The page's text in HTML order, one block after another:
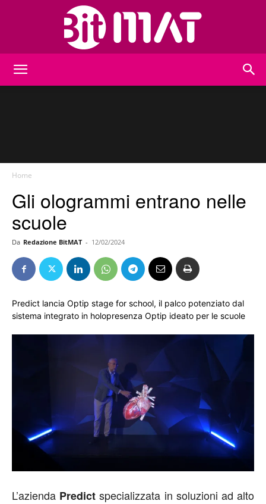
Home
Gli ologrammi entrano nelle
scuole
Da Redazione BitMAT - 12/02/2024
Predict lancia Optip stage for school, il palco potenziato dal
sistema integrato in holopresenza Optip ideato per le scuole
L’azienda Predict specializzata in soluzioni ad alto